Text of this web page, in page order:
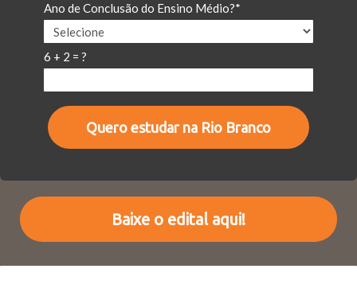
Ano de Conclusão do Ensino Médio?*
6 + 2 = ?
Quero estudar na Rio Branco
Baixe o edital aqui!